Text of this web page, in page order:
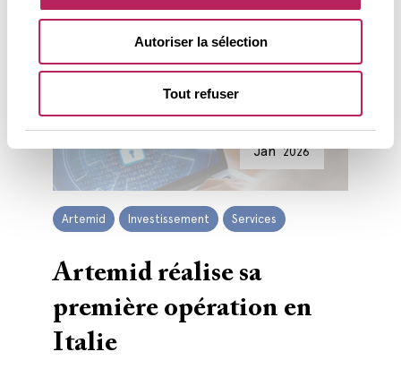
Autoriser la sélection
Tout refuser
12
Jan’ 2026
Artemid Investissement Services
Artemid réalise sa
première opération en
Italie